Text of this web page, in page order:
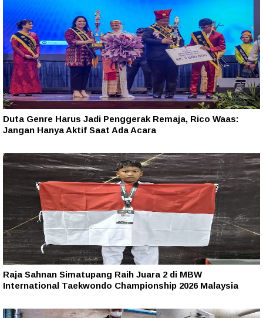
Duta Genre Harus Jadi Penggerak Remaja, Rico Waas:
Jangan Hanya Aktif Saat Ada Acara
Raja Sahnan Simatupang Raih Juara 2 di MBW
International Taekwondo Championship 2026 Malaysia